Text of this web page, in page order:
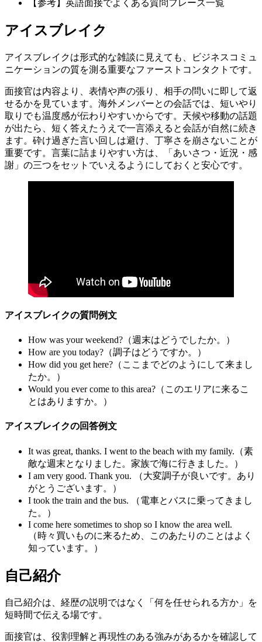
【参考】英語面接でよくある質問フレーズ一覧
アイスブレイク
アイスブレイクは形式的な雑談に見えても、ビジネスコミュ
ニケーションの質を測る重要なファーストコンタクトです。
面接官は内容より、表情や声の張り、相手の問いに即して返
せるかを見ています。海外メンバーとの会話では、短いやり
取りでも温度感が伝わりやすいからです。天候や移動の話題
が出たら、短く答えたうえで一言添えると会話が自然に続き
ます。砕け過ぎた言い回しは避け、丁寧さを崩さないことが
重要です。言葉に詰まりやすい方は、「あいさつ・近況・感
謝」の三つをセットでいえるようにしておくと安心です。
アイスブレイクの質問例文
How was your weekend?（週末はどうでしたか。）
How are you today?（調子はどうですか。）
How did you get here?（ここまでどのようにして来まし
たか。）
Would you ever come to this area?（このエリアに来るこ
とはありますか。）
アイスブレイクの回答例文
It was great, thanks. I went to the beach with my family.（素
敵な週末となりました。家族で海に行きました。）
I am very good. Thank you. （大変調子が良いです。あり
がとうございます。）
I took the train and the bus. （電車とバスに乗ってきまし
た。）
I come here sometimes to shop so I know the area well.
（時々買いものに来るため、このあたりのことはよく
知っています。）
自己紹介
自己紹介は、経歴の説明ではなく「何を任せられる方か」を
短時間で伝える場です。
面接官は、役割理解と再現性のある強みがあるかを確認して